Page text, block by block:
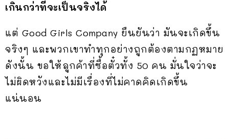
เกินกว่าที่จะเป็นจริงได้
แต่ Good Girls Company ยืนยันว่า มันจะเกิดขึ้น
จริงๆ และพวกเขาทำทุกอย่างถูกต้องตามกฏหมาย
ดังนั้น ขอให้ลูกค้าที่ซื้อตั๋วทั้ง 50 คน มั่นใจว่าจะ
ไม่ผิดหวังและไม่มีเรื่องที่ไม่คาดคิดเกิดขึ้น
แน่นอน